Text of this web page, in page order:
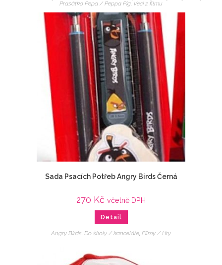
Prasátko Pepa / Peppa Pig Veci z filmu
Sada Psacích Potřeb Angry Birds Černá
270 Kč včetně DPH
Detail
Angry Birds, Do školy / kanceláře, Filmy / Hry